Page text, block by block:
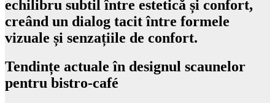
echilibru subtil între estetică și confort,
creând un dialog tacit între formele
vizuale și senzațiile de confort.
Tendințe actuale în designul scaunelor
pentru bistro-café